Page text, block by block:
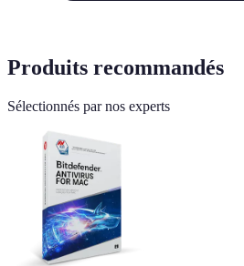
Produits recommandés
Sélectionnés par nos experts